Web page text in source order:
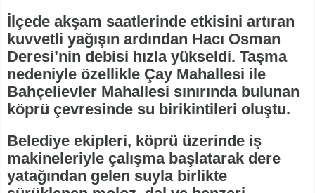
İlçede akşam saatlerinde etkisini artıran
kuvvetli yağışın ardından Hacı Osman
Deresi’nin debisi hızla yükseldi. Taşma
nedeniyle özellikle Çay Mahallesi ile
Bahçelievler Mahallesi sınırında bulunan
köprü çevresinde su birikintileri oluştu.
Belediye ekipleri, köprü üzerinde iş
makineleriyle çalışma başlatarak dere
yatağından gelen suyla birlikte